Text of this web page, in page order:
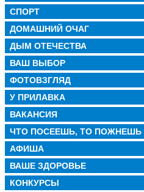
СПОРТ
ДОМАШНИЙ ОЧАГ
ДЫМ ОТЕЧЕСТВА
ВАШ ВЫБОР
ФОТОВЗГЛЯД
У ПРИЛАВКА
ВАКАНСИЯ
ЧТО ПОСЕЕШЬ, ТО ПОЖНЕШЬ
АФИША
ВАШЕ ЗДОРОВЬЕ
КОНКУРСЫ